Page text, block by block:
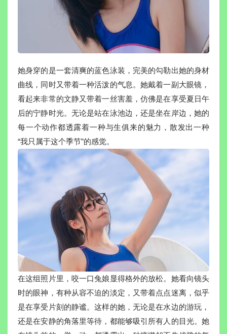
她身穿的是一套清爽的蓝色泳装，完美的勾勒出她的身材
曲线，同时又带着一种活泼的气息。她戴着一副大眼镜，
看起来非常的文静又带着一丝害羞，仿佛是在享受夏日午
后的宁静时光。无论是站在泳池边，还是坐在岸边，她的
每一个动作都透露着一种与生俱来的魅力，散发出一种
“我只属于这个季节”的感觉。
在这组照片里，咬一口兔娘显得格外的放松。她看向镜头
时的眼神，有种从容不迫的淡定，又带着点点迷离，似乎
是在享受片刻的静谧。这样的她，无论是在水边的游玩，
还是在安静的角落里等待，都能够吸引所有人的目光。她